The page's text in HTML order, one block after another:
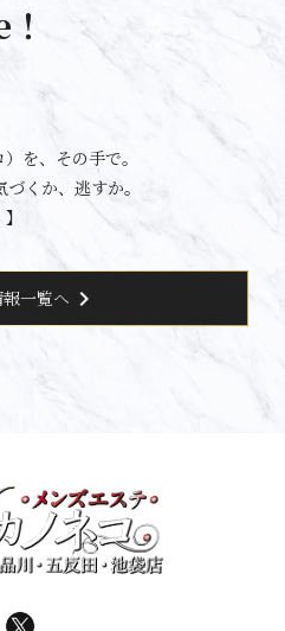
を、その手で。
くか、逃すか。
一覧へ chevron_right